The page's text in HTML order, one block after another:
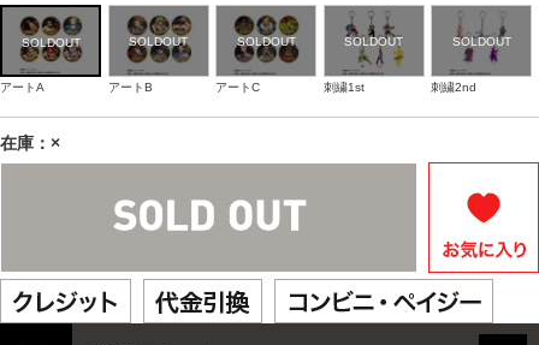
アートA アートB アートC 刺繍1st 刺繍2nd
在庫：×